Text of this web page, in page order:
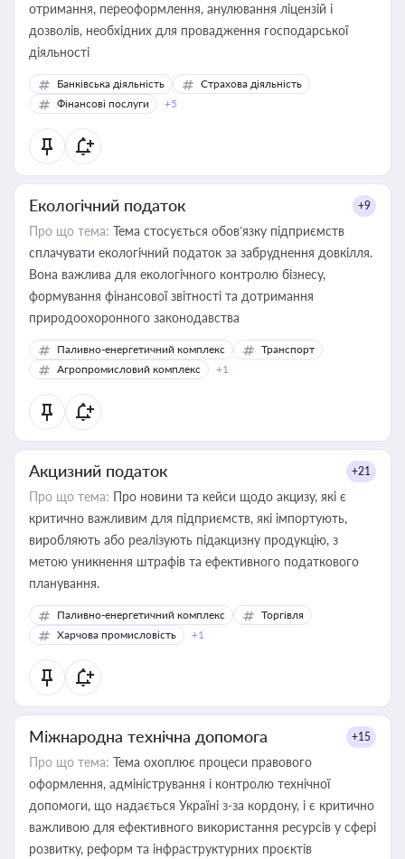
отримання, переоформлення, анулювання ліцензій і
дозволів, необхідних для провадження господарської
діяльності
Банківська діяльність
Страхова діяльність
Фінансові послуги
+5
Екологічний податок +9
Про що тема: Тема стосується обов’язку підприємств
сплачувати екологічний податок за забруднення довкілля.
Вона важлива для екологічного контролю бізнесу,
формування фінансової звітності та дотримання
природоохоронного законодавства
Паливно-енергетичний комплекс
Транспорт
Агропромисловий комплекс
+1
Акцизний податок +21
Про що тема: Про новини та кейси щодо акцизу, які є
критично важливим для підприємств, які імпортують,
виробляють або реалізують підакцизну продукцію, з
метою уникнення штрафів та ефективного податкового
планування.
Паливно-енергетичний комплекс
Торгівля
Харчова промисловість
+1
Міжнародна технічна допомога +15
Про що тема: Тема охоплює процеси правового
оформлення, адміністрування і контролю технічної
допомоги, що надається Україні з-за кордону, і є критично
важливою для ефективного використання ресурсів у сфері
розвитку, реформ та інфраструктурних проєктів